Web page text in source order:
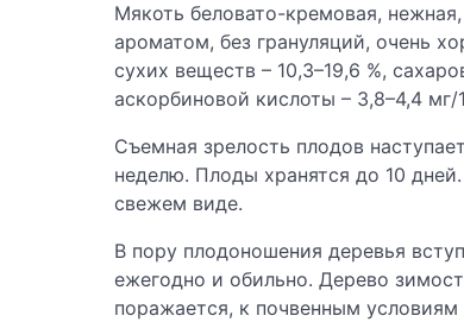
Мякоть беловато-кремовая,
ароматом, без грануляций, очень
сухих веществ – 10,3–19,6 %,
аскорбиновой кислоты – 3,8–4,4
Съемная зрелость плодов
неделю. Плоды хранятся до 10
свежем виде.
В пору плодоношения деревья
ежегодно и обильно. Дерево
поражается, к почвенным условиям